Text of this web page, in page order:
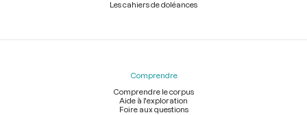
Les cahiers de doléances
Comprendre
Comprendre le corpus
Aide à l'exploration
Foire aux questions